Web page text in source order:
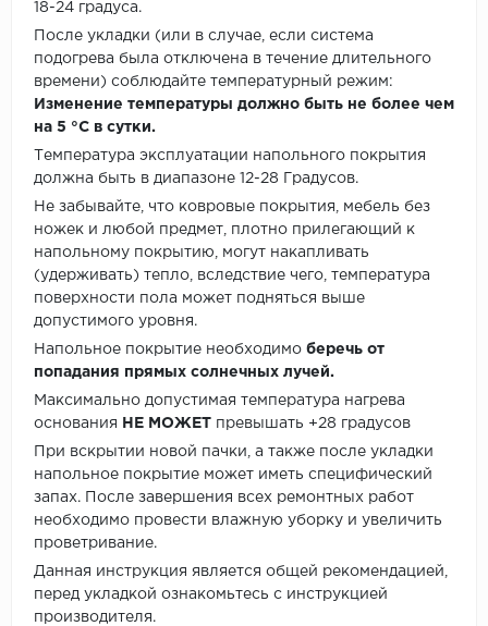
18-24 градуса.
После укладки (или в случае, если система
подогрева была отключена в течение длительного
времени) соблюдайте температурный режим:
Изменение температуры должно быть не более чем
на 5 °C в сутки.
Температура эксплуатации напольного покрытия
должна быть в диапазоне 12-28 Градусов.
Не забывайте, что ковровые покрытия, мебель без
ножек и любой предмет, плотно прилегающий к
напольному покрытию, могут накапливать
(удерживать) тепло, вследствие чего, температура
поверхности пола может подняться выше
допустимого уровня.
Напольное покрытие необходимо беречь от
попадания прямых солнечных лучей.
Максимально допустимая температура нагрева
основания
НЕ МОЖЕТ превышать +28 градусов
При вскрытии новой пачки, а также после укладки
напольное покрытие может иметь специфический
запах. После завершения всех ремонтных работ
необходимо провести влажную уборку и увеличить
проветривание.
Данная инструкция является общей рекомендацией,
перед укладкой ознакомьтесь с инструкцией
производителя.